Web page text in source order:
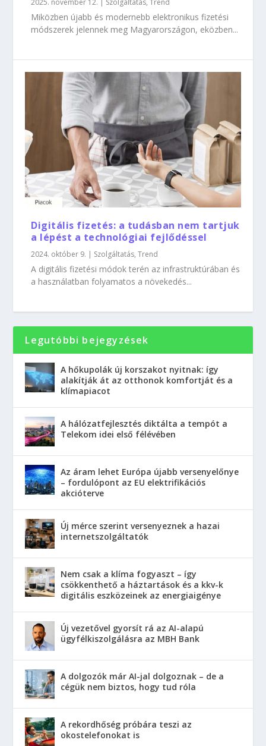
Miközben újabb és modernebb elektronikus fizetési
módszerek jelennek meg Magyarországon, eközben...
Digitális fizetés: a tudásban nem tartjuk
a lépést a technológiai fejlődéssel
2024. október 9. | Szolgáltatás,Trend
A digitális fizetési módok terén az infrastruktúrában és
a használatban folyamatos a növekedés...
Legutóbbi bejegyzések
A hőkupolák új korszakot nyitnak: így
alakítják át az otthonok komfortját és a
klímapiacot
A hálózatfejlesztés diktálta a tempót a
Telekom idei első félévében
Az áram lehet Európa újabb versenyelőnye
– fordulópont az EU elektrifikációs
akcióterve
Új mérce szerint versenyeznek a hazai
internetszolgáltatók
Nem csak a klíma fogyaszt – így
csökkenthető a háztartások és a kkv-k
digitális eszközeinek az energiaigénye
Új vezetővel gyorsít rá az AI-alapú
ügyfélkiszolgálásra az MBH Bank
A dolgozók már AI-jal dolgoznak – de a
cégük nem biztos, hogy tud róla
A rekordhőség próbára teszi az
okostelefonokat is